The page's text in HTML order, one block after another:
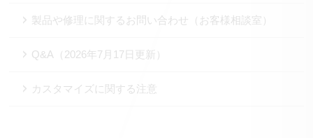
製品や修理に関するお問い合わせ（お客様相談室）
Q&A（2026年7月17日更新）
カスタマイズに関する注意